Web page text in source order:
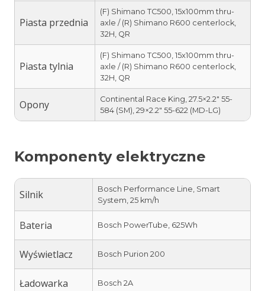
Piasta przednia
(F) Shimano TC500, 15x100mm thru-
axle / (R) Shimano R600 centerlock,
32H, QR
Piasta tylnia
(F) Shimano TC500, 15x100mm thru-
axle / (R) Shimano R600 centerlock,
32H, QR
Opony
Continental Race King, 27.5×2.2″ 55-
584 (SM), 29×2.2″ 55-622 (MD-LG)
Komponenty elektryczne
Silnik
Bosch Performance Line, Smart
System, 25 km/h
Bateria Bosch PowerTube, 625Wh
Wyświetlacz Bosch Purion 200
Ładowarka Bosch 2A